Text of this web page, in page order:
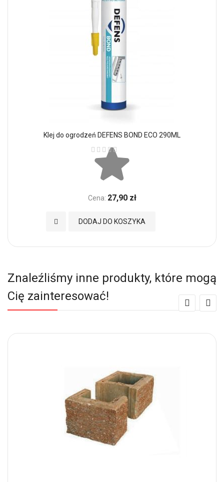
Klej do ogrodzeń DEFENS BOND ECO 290ML
Ocena:
Cena: 27,90 zł
DODAJ DO KOSZYKA
Dodaj do Ulubionych
Znaleźliśmy inne produkty, które mogą
Cię zainteresować!